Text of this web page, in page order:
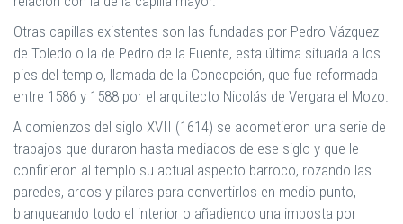
Otras capillas existentes son las fundadas por Pedro Vázquez
de Toledo o la de Pedro de la Fuente, esta última situada a los
pies del templo, llamada de la Concepción, que fue reformada
entre 1586 y 1588 por el arquitecto Nicolás de Vergara el Mozo.
A comienzos del siglo XVII (1614) se acometieron una serie de
trabajos que duraron hasta mediados de ese siglo y que le
confirieron al templo su actual aspecto barroco, rozando las
paredes, arcos y pilares para convertirlos en medio punto,
blanqueando todo el interior o añadiendo una imposta por